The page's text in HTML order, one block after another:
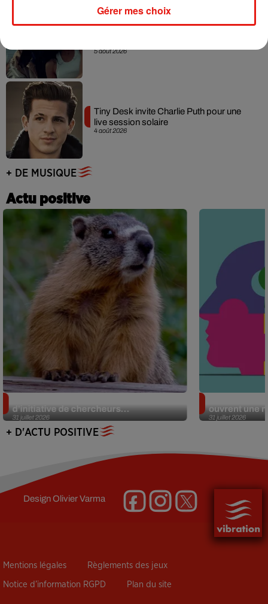
5 août 2026
4 août 2026
Tiny Desk invite Charlie Puth pour une
live session solaire
+ DE MUSIQUE
Actu positive
31 juillet 2026
d’initiative de chercheurs...
31 juillet 2026
ouvrent une
+ D'ACTU POSITIVE
DesignOlivier Varma
Mentions légales Règlements des jeux
Notice d’information RGPD Plan du site
Gérer mes choix